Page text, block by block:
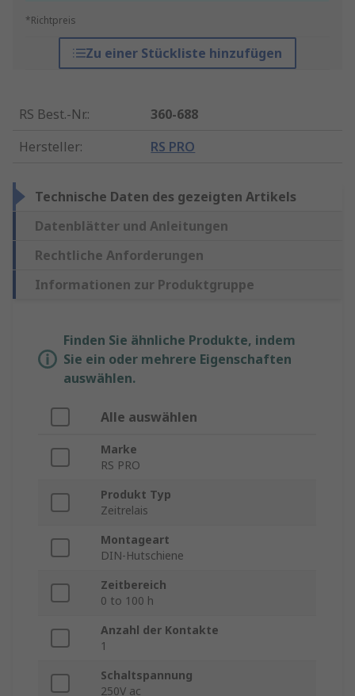
*Richtpreis
Zu einer Stückliste hinzufügen
RS Best.-Nr.:
360-688
Hersteller: RS PRO
Technische Daten des gezeigten Artikels
Datenblätter und Anleitungen
Rechtliche Anforderungen
Informationen zur Produktgruppe
Finden Sie ähnliche Produkte, indem
Sie ein oder mehrere Eigenschaften
auswählen.
Alle auswählen
Marke
RS PRO
Produkt Typ
Zeitrelais
Montageart
DIN-Hutschiene
Zeitbereich
0 to 100 h
Anzahl der Kontakte
1
Schaltspannung
250V ac